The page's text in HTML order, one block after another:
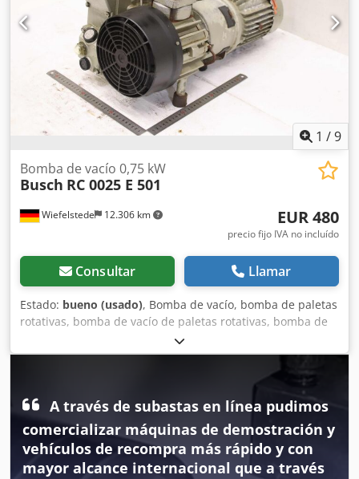
1 /9
Wiefelstede 12.306 km
Bomba de vacío 0,75 kW
Busch RC 0025 E 501
EUR 480
precio fijo IVA no incluído
Consultar Llamar
Estado: bueno (usado), Bomba de vacío, bomba de paletas
rotativas, bomba de vacío de paletas rotativas, bomba de
presión/vacío, bomba de presión/vacío de paletas
rotativas, bomba de paletas rotativas - Fabricante: Busch,
bomba de vacío de paletas rotativas - Tipo: RC 0025 E 501
Dodpjyaz Hdofx Agqsck - Accionamiento: 0,75 kW / 1410
rpm - Vacío: 20 mbar - Dimensiones: 560/280/H400 mm -
Peso: 36,4 kg
A través de subastas en línea pudimos
comercializar máquinas de demostración y
vehículos de recompra más rápido y con
mayor alcance internacional que a través